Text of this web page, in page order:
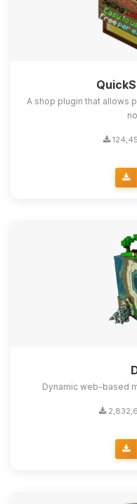
A shop plugin that allows
Dynamic web-based